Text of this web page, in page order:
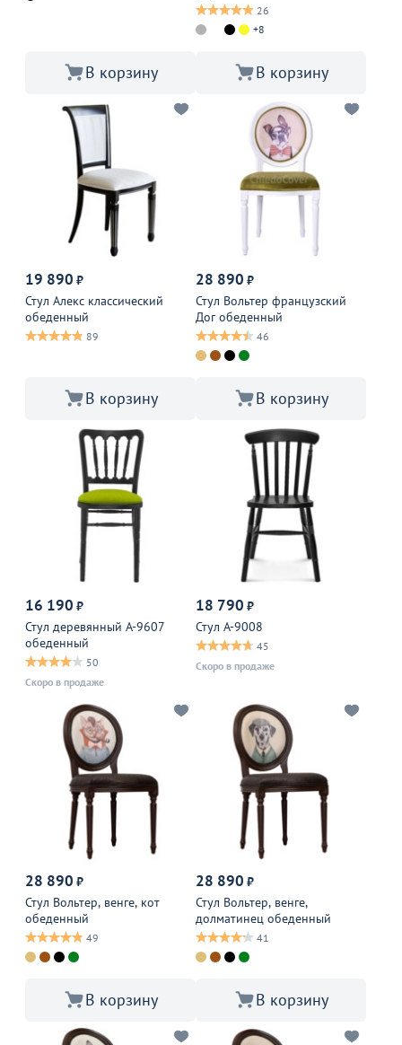
В корзину
26
+8
В корзину
19 890 ₽
Стул Алекс классический
обеденный
89
В корзину
28 890 ₽
Стул Вольтер французский
Дог обеденный
46
В корзину
16 190 ₽
Стул деревянный А-9607
обеденный
50
Скоро в продаже
18 790 ₽
Стул A-9008
45
Скоро в продаже
28 890 ₽
Стул Вольтер, венге, кот
обеденный
49
В корзину
28 890 ₽
Стул Вольтер, венге,
долматинец обеденный
41
В корзину